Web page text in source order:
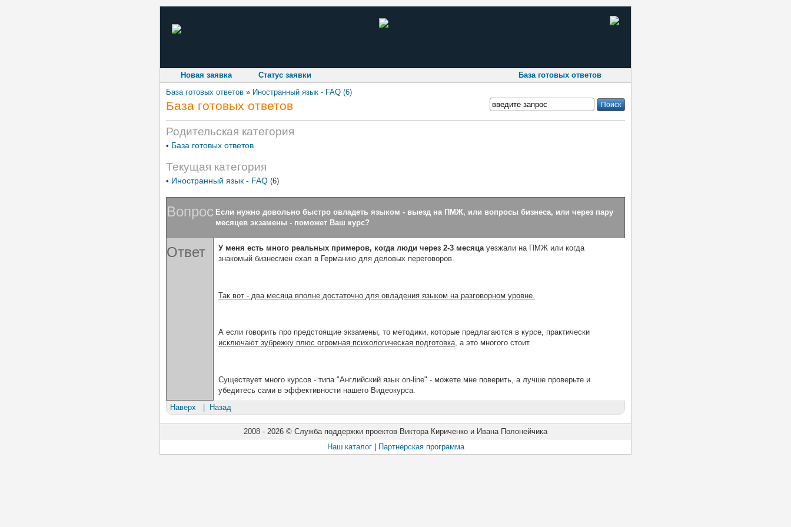
Новая заявка Статус заявки
База готовых ответов
База готовых ответов » Иностранный язык - FAQ (6)
База готовых ответов Поиск
Родительская категория
• База готовых ответов
Текущая категория
• Иностранный язык - FAQ (6)
Вопрос Если нужно довольно быстро овладеть языком - выезд на ПМЖ, или вопросы бизнеса, или через пару
месяцев экзамены - поможет Ваш курс?
Ответ У меня есть много реальных примеров, когда люди через 2-3 месяцауезжали на ПМЖ или когда
знакомый бизнесмен ехал в Германию для деловых переговоров.
Так вот - два месяца вполне достаточно для овладения языком на разговорном уровне.
А если говорить про предстоящие экзамены, то методики, которые предлагаются в курсе, практически
исключают зубрежку плюс огромная психологическая подготовка, а это многого стоит.
Существует много курсов - типа "Английский язык on-line" - можете мне поверить, а лучше проверьте и
убедитесь сами в эффективности нашего Видеокурса.
Наверх
Назад
2008 - 2026 © Служба поддержки проектов Виктора Кириченко и Ивана Полонейчика
Наш каталог| Партнерская программа